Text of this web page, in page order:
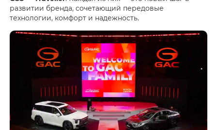
развитии бренда, сочетающий передовые
технологии, комфорт и надежность.